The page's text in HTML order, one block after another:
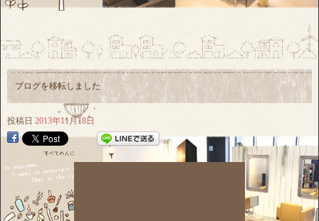
ブログを移転しました
投稿日 2013年11月18日